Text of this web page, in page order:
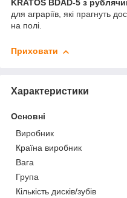
KRATOS BDAD-5 з
для аграріїв, які прагнуть
на полі.
Приховати
Характеристики
Основні
Виробник
Країна виробник
Вага
Група
Кількість дисків/зубів